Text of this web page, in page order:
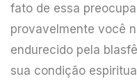
fato de essa
provavelmente você
endurecido pela
sua condição